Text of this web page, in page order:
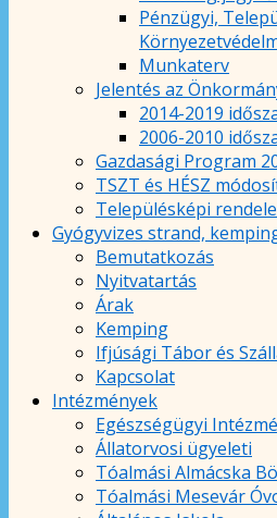
Pénzügyi,
Munkaterv
Jelentés az
2014-2019
2006-2010
Gazdasági Program
TSZT és HÉSZ
Településképi
Gyógyvizes strand,
Bemutatkozás
Nyitvatartás
Árak
Kemping
Ifjúsági Tábor és
Kapcsolat
Intézmények
Egészségügyi
Állatorvosi ügyeleti
Tóalmási Almácska
Tóalmási Mesevár